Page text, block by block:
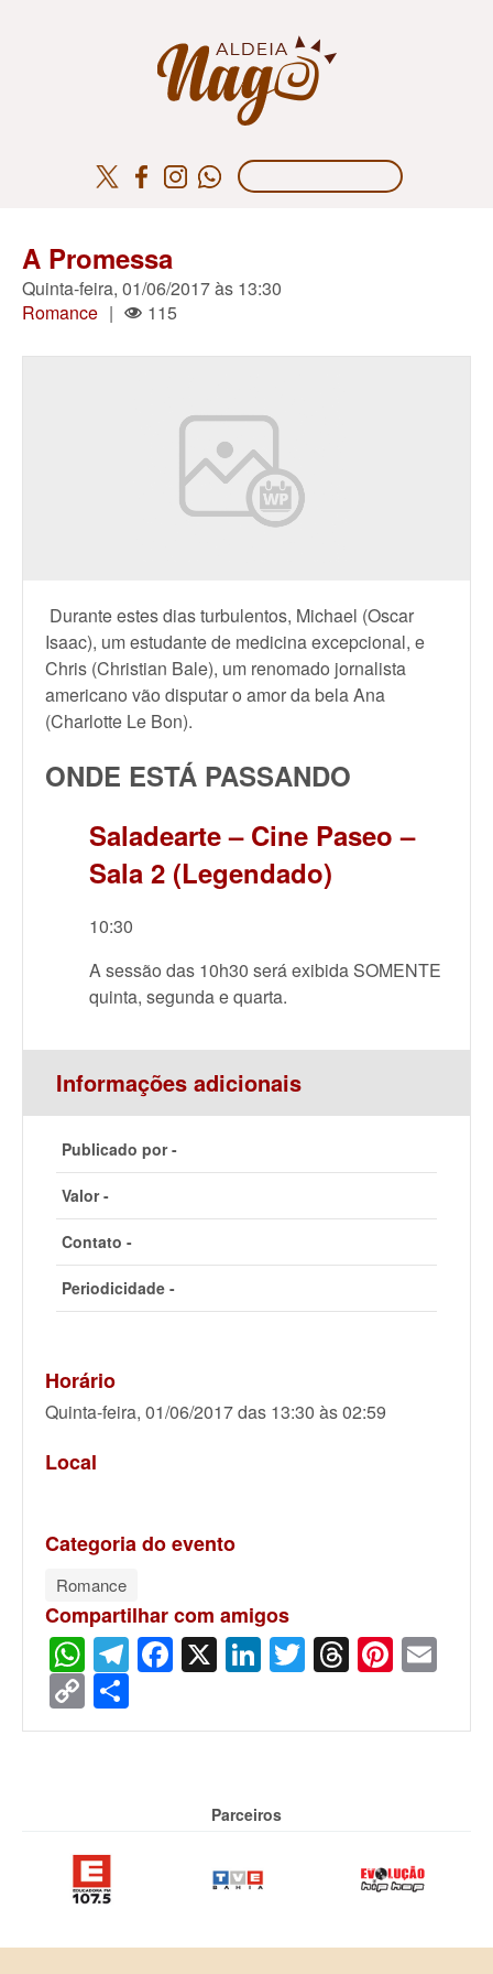
A Promessa
Quinta-feira, 01/06/2017 às 13:30
Romance | 115
Durante estes dias turbulentos, Michael (Oscar
Isaac), um estudante de medicina excepcional, e
Chris (Christian Bale), um renomado jornalista
americano vão disputar o amor da bela Ana
(Charlotte Le Bon).
ONDE ESTÁ PASSANDO
Saladearte – Cine Paseo –
Sala 2 (Legendado)
10:30
A sessão das 10h30 será exibida SOMENTE
quinta, segunda e quarta.
Informações adicionais
Publicado por -
Valor -
Contato -
Periodicidade -
Horário
Quinta-feira, 01/06/2017 das 13:30 às 02:59
Local
Categoria do evento
Romance
Compartilhar com amigos
WhatsApp
Telegram
Facebook
X LinkedIn
Twitter
Threads
Copy
Link
Parceiros